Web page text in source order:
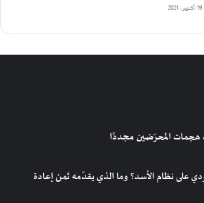
19 أكتوبر، 2021
هجمات المحرّضين مجددًا
على نظام الأسد؟ وما الذي يقدّمه ثمن إعادة